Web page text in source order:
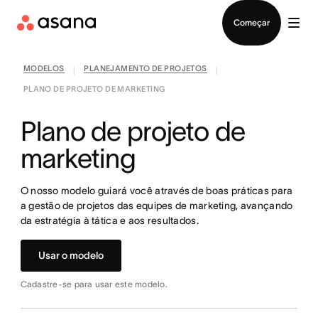
Começar
MODELOS PLANEJAMENTO DE PROJETOS
PLANO DE PROJETO DE MARKETING
Plano de projeto de
marketing
O nosso modelo guiará você através de boas práticas para
a gestão de projetos das equipes de marketing, avançando
da estratégia à tática e aos resultados.
Usar o modelo
Cadastre-se para usar este modelo.